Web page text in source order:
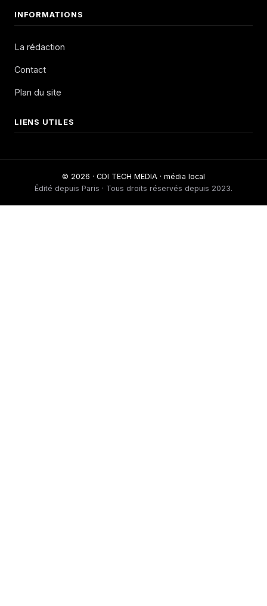
INFORMATIONS
La rédaction
Contact
Plan du site
LIENS UTILES
© 2026 · CDI TECH MEDIA · média local
Édité depuis Paris · Tous droits réservés depuis 2023.